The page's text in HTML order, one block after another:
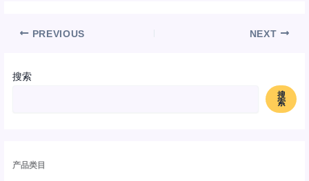
搜索
搜
索
产品类目
PREVIOUS NEXT